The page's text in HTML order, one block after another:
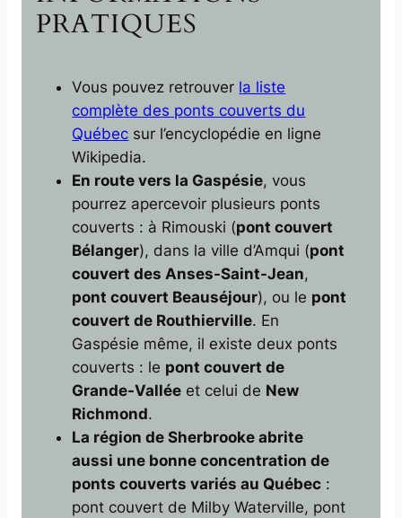
PRATIQUES
Vous pouvez retrouver la liste
complète des ponts couverts du
Québec sur l’encyclopédie en ligne
Wikipedia.
En route vers la Gaspésie, vous
pourrez apercevoir plusieurs ponts
couverts : à Rimouski (pont couvert
Bélanger), dans la ville d’Amqui (pont
couvert des Anses-Saint-Jean,
pont couvert Beauséjour), ou le pont
couvert de Routhierville. En
Gaspésie même, il existe deux ponts
couverts : le pont couvert de
Grande-Vallée et celui de New
Richmond.
La région de Sherbrooke abrite
aussi une bonne concentration de
ponts couverts variés au Québec :
pont couvert de Milby Waterville, pont